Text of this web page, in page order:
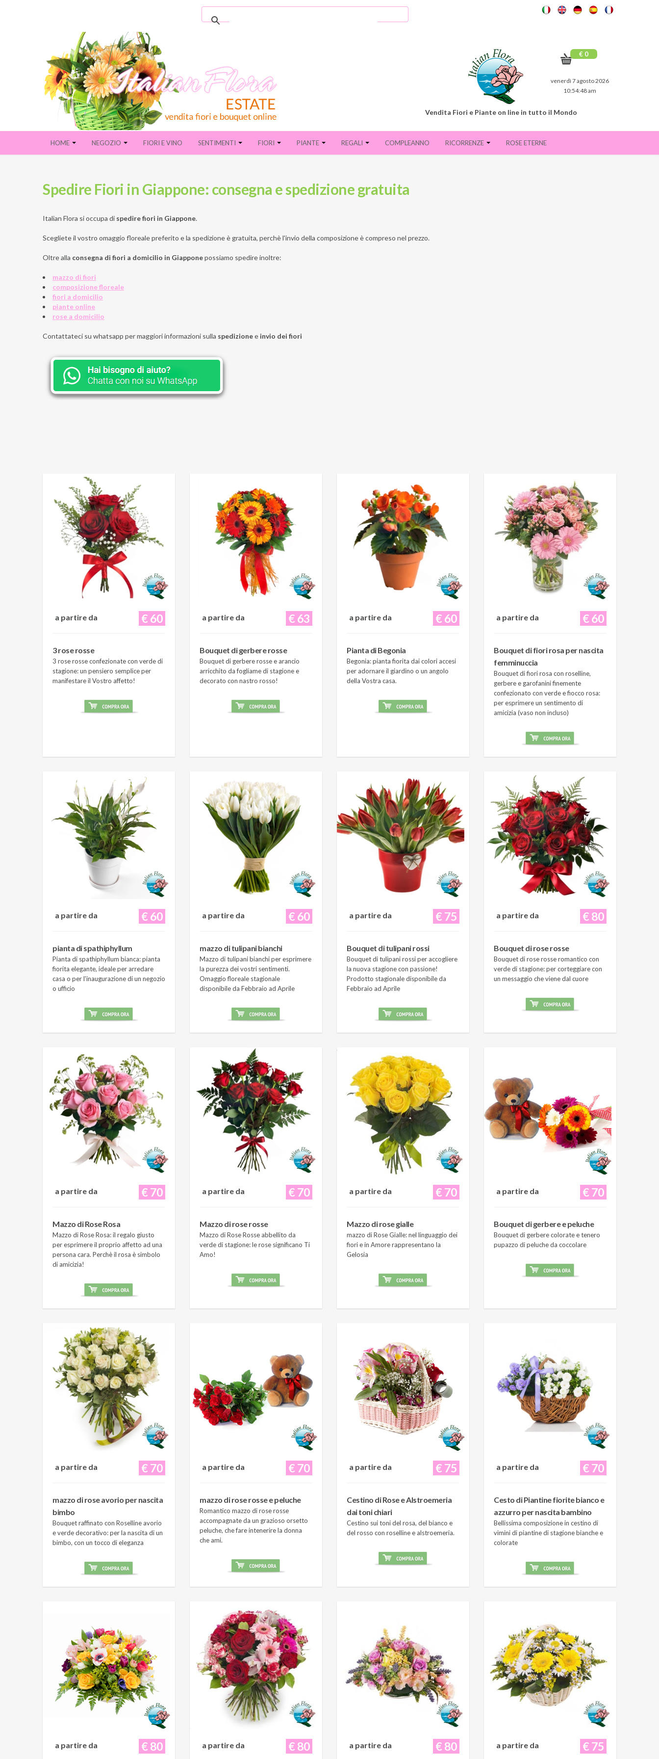
€ 0
venerdì 7 agosto 2026
10:54:49 am
Vendita Fiori e Piante on line in tutto il Mondo
HOME NEGOZIO FIORI E VINO SENTIMENTI FIORI PIANTE REGALI COMPLEANNO RICORRENZE ROSE ETERNE
Spedire Fiori in Giappone: consegna e spedizione gratuita
Italian Flora si occupa di spedire fiori in Giappone.
Scegliete il vostro omaggio floreale preferito e la spedizione è gratuita, perchè l'invio della composizione è compreso nel prezzo.
Oltre alla consegna di fiori a domicilio in Giapponepossiamo spedire inoltre:
mazzo di fiori
composizione floreale
fiori a domicilio
piante online
rose a domicilio
Contattateci su whatsapp per maggiori informazioni sulla spedizionee invio dei fiori
€ 60
a partire da
3 rose rosse
3 rose rosse confezionate con verde di
stagione: un pensiero semplice per
manifestare il Vostro affetto!
€ 63
a partire da
Bouquet di gerbere rosse
Bouquet di gerbere rosse e arancio
arricchito da fogliame di stagione e
decorato con nastro rosso!
€ 60
a partire da
Pianta di Begonia
Begonia: pianta fiorita dai colori accesi
per adornare il giardino o un angolo
della Vostra casa.
€ 60
a partire da
Bouquet di fiori rosa per nascita
femminuccia
Bouquet di fiori rosa con roselline,
gerbere e garofanini finemente
confezionato con verde e fiocco rosa:
per esprimere un sentimento di
amicizia (vaso non incluso)
€ 60
a partire da
pianta di spathiphyllum
Pianta di spathiphyllum bianca: pianta
fiorita elegante, ideale per arredare
casa o per l'inaugurazione di un negozio
o ufficio
€ 60
a partire da
mazzo di tulipani bianchi
Mazzo di tulipani bianchi per esprimere
la purezza dei vostri sentimenti.
Omaggio floreale stagionale
disponibile da Febbraio ad Aprile
€ 75
a partire da
Bouquet di tulipani rossi
Bouquet di tulipani rossi per accogliere
la nuova stagione con passione!
Prodotto stagionale disponibile da
Febbraio ad Aprile
€ 80
a partire da
Bouquet di rose rosse
Bouquet di rose rosse romantico con
verde di stagione: per corteggiare con
un messaggio che viene dal cuore
€ 70
a partire da
Mazzo di Rose Rosa
Mazzo di Rose Rosa: il regalo giusto
per esprimere il proprio affetto ad una
persona cara. Perchè il rosa è simbolo
di amicizia!
€ 70
a partire da
Mazzo di rose rosse
Mazzo di Rose Rosse abbellito da
verde di stagione: le rose significano Ti
Amo!
€ 70
a partire da
Mazzo di rose gialle
mazzo di Rose Gialle: nel linguaggio dei
fiori e in Amore rappresentano la
Gelosia
€ 70
a partire da
Bouquet di gerbere e peluche
Bouquet di gerbere colorate e tenero
pupazzo di peluche da coccolare
€ 70
a partire da
mazzo di rose avorio per nascita
bimbo
Bouquet raffinato con Roselline avorio
e verde decorativo: per la nascita di un
bimbo, con un tocco di eleganza
€ 70
a partire da
mazzo di rose rosse e peluche
Romantico mazzo di rose rosse
accompagnate da un grazioso orsetto
peluche, che fare intenerire la donna
che ami.
€ 75
a partire da
Cestino di Rose e Alstroemeria
dai toni chiari
Cestino sui toni del rosa, del bianco e
del rosso con roselline e alstroemeria.
€ 70
a partire da
Cesto di Piantine fiorite bianco e
azzurro per nascita bambino
Bellissima composizione in cestino di
vimini di piantine di stagione bianche e
colorate
€ 80
a partire da € 80
a partire da € 80
a partire da € 75
a partire da